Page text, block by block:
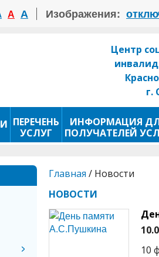
А А Изображения:
Центр
г.
ПЕРЕЧЕНЬ
УСЛУГ
ИНФОРМАЦИЯ
ПОЛУЧАТЕЛЕЙ
Главная / Новости
НОВОСТИ
10